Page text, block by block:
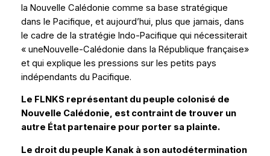
la Nouvelle Calédonie comme sa base stratégique
dans le Pacifique, et aujourd’hui, plus que jamais, dans
le cadre de la stratégie Indo-Pacifique qui nécessiterait
« uneNouvelle-Calédonie dans la République française»
et qui explique les pressions sur les petits pays
indépendants du Pacifique.
Le FLNKS représentant du peuple colonisé de
Nouvelle Calédonie, est contraint de trouver un
autre État partenaire pour porter sa plainte.
Le droit du peuple Kanak à son autodétermination